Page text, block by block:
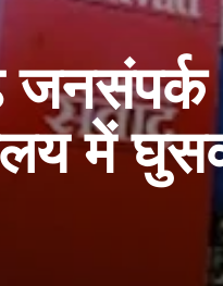
जनसंपर्क
में